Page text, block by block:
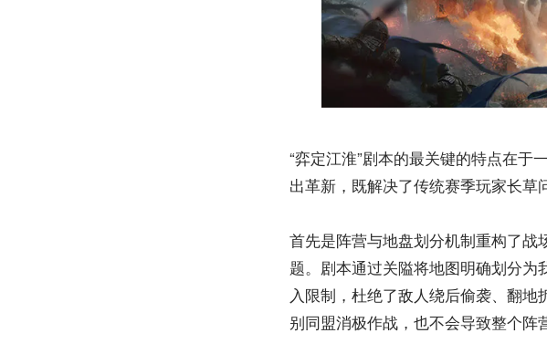
“弈定江淮”剧本的最关键的特点在于
出革新，既解决了传统赛季玩家长草
首先是阵营与地盘划分机制重构了
题。剧本通过关隘将地图明确划分
入限制，杜绝了敌人绕后偷袭、翻
别同盟消极作战，也不会导致整个阵